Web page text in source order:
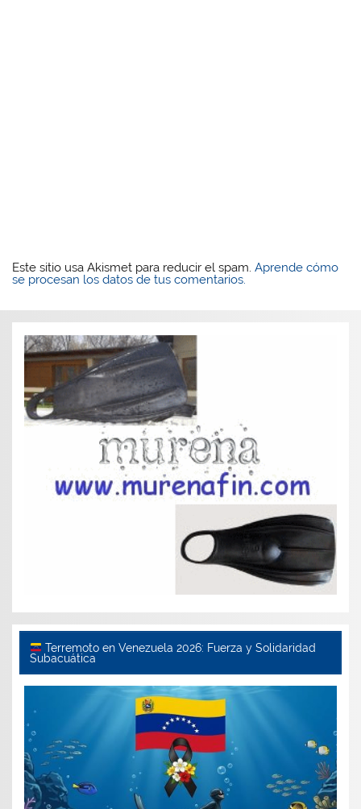
Este sitio usa Akismet para reducir el spam.Aprende cómo
se procesan los datos de tus comentarios.
Terremoto en Venezuela 2026: Fuerza y Solidaridad
Subacuática